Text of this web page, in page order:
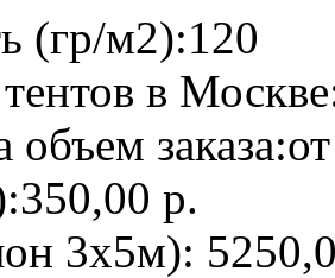
(гр/м2):120
в
объем заказа:
350,00 р.
3х5м):